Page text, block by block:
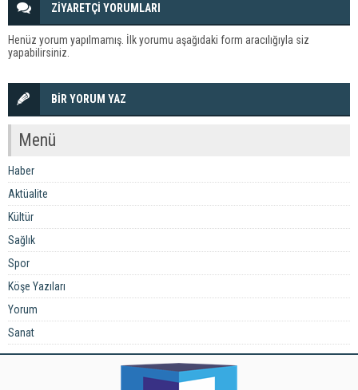
ZİYARETÇİ YORUMLARI
Henüz yorum yapılmamış. İlk yorumu aşağıdaki form aracılığıyla siz
yapabilirsiniz.
BİR YORUM YAZ
Menü
Haber
Aktüalite
Kültür
Sağlık
Spor
Köşe Yazıları
Yorum
Sanat